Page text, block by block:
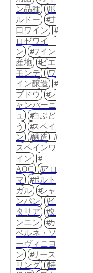
ン品種
ボ
ルドー
甘
口ワイン
ロゼワイ
ン
ワイン
産地
ピエ
モンテ
ワ
イン醸造
ブドウ
シ
ャンパーニ
ュ
白ぶど
う
スペイ
ン
醸造
スペインワ
イン
AOC
アロ
マ
ポルト
ガル
シャ
ンパン
イ
タリア
タ
ンニン
カ
ベルネ・ソ
ーヴィニヨ
ン
リース
リング
特